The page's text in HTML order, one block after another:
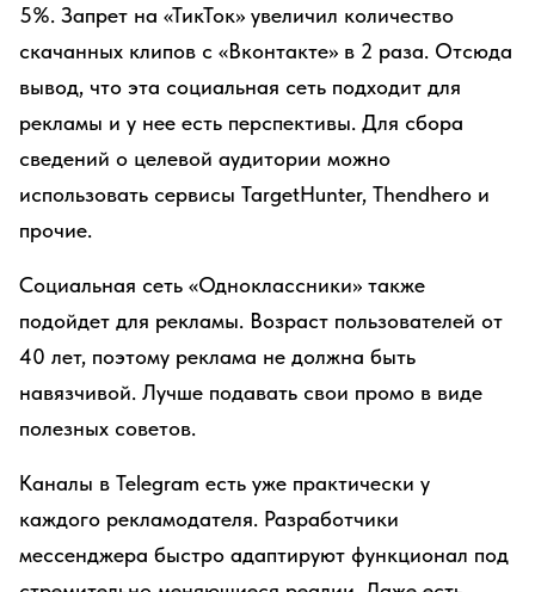
5%. Запрет на «ТикТок» увеличил количество
скачанных клипов с «Вконтакте» в 2 раза. Отсюда
вывод, что эта социальная сеть подходит для
рекламы и у нее есть перспективы. Для сбора
сведений о целевой аудитории можно
использовать сервисы TargetHunter, Thendhero и
прочие.
Социальная сеть «Одноклассники» также
подойдет для рекламы. Возраст пользователей от
40 лет, поэтому реклама не должна быть
навязчивой. Лучше подавать свои промо в виде
полезных советов.
Каналы в Telegram есть уже практически у
каждого рекламодателя. Разработчики
мессенджера быстро адаптируют функционал под